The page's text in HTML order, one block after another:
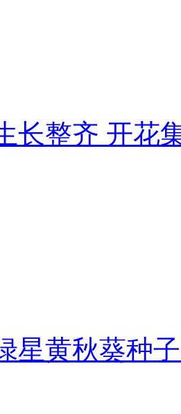
长整齐 开花
星黄秋葵种